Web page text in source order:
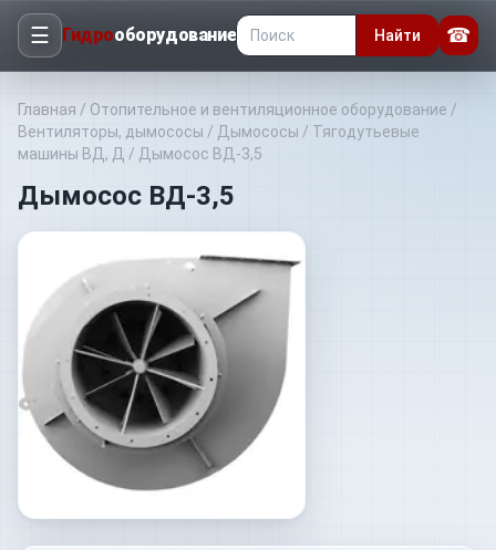
☰ Гидрооборудование Найти ☎
Главная / Отопительное и вентиляционное оборудование /
Вентиляторы, дымососы / Дымососы / Тягодутьевые
машины ВД, Д / Дымосос ВД-3,5
Дымосос ВД-3,5